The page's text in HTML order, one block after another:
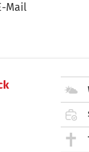
Mail